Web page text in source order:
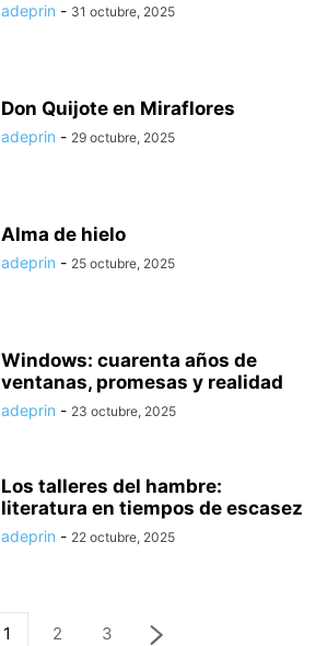
adeprin - 31 octubre, 2025
Don Quijote en Miraflores
adeprin - 29 octubre, 2025
Alma de hielo
adeprin - 25 octubre, 2025
Windows: cuarenta años de
ventanas, promesas y realidad
adeprin - 23 octubre, 2025
Los talleres del hambre:
literatura en tiempos de escasez
adeprin - 22 octubre, 2025
1 2 3